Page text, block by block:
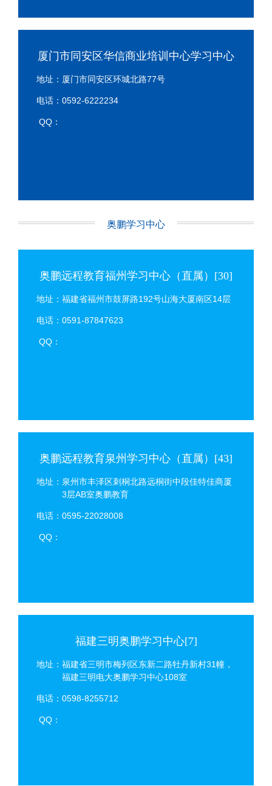
厦门市同安区华信商业培训中心学习中心
地址：厦门市同安区环城北路77号
电话：0592-6222234
QQ：
奥鹏学习中心
奥鹏远程教育福州学习中心（直属）[30]
地址：福建省福州市鼓屏路192号山海大厦南区14层
电话：0591-87847623
QQ：
奥鹏远程教育泉州学习中心（直属）[43]
地址：泉州市丰泽区刺桐北路远桐街中段佳特佳商厦
3层AB室奥鹏教育
电话：0595-22028008
QQ：
福建三明奥鹏学习中心[7]
地址：福建省三明市梅列区东新二路牡丹新村31幢，
福建三明电大奥鹏学习中心108室
电话：0598-8255712
QQ：